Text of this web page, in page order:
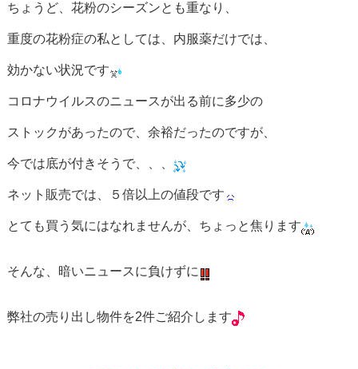
ちょうど、花粉のシーズンとも重なり、
重度の花粉症の私としては、内服薬だけでは、
効かない状況です
コロナウイルスのニュースが出る前に多少の
ストックがあったので、余裕だったのですが、
今では底が付きそうで、、、
ネット販売では、５倍以上の値段です
とても買う気にはなれませんが、ちょっと焦ります
そんな、暗いニュースに負けずに
弊社の売り出し物件を2件ご紹介します